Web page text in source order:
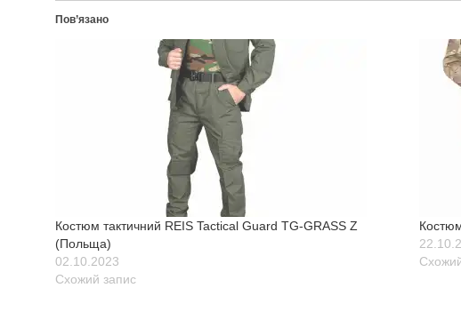
Пов’язано
Костюм тактичний REIS Tactical Guard TG-GRASS Z
(Польща)
02.10.2023
Схожий запис